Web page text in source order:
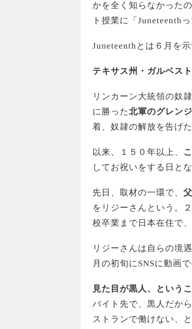
かを全く知らなかった
ト授業に「Juneteenth
Juneteenthとは６月を
テキサス州・ガルベス
リンカーン大統領の奴
に勝った北軍のグレン
着、奴隷の解放を告げ
以来、１５０年以上、
してお祝いをする日とな
先日、取材の一環で、
をリジーさんという。
校卒業まで日本在住で
リジーさんは自らの境
月の初旬にSNSに動画
見た目が黒人、という
バイト先で、黒人だか
ストランで働けない、